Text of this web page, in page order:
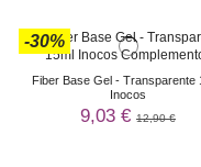
-30%
Fiber Base Gel - Transparente
Inocos
9,03 € 12,90 €